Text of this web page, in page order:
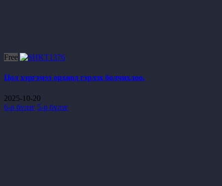
Free
Цол хэргэмээ орхиод гэрлэх болчихлоо.
2025-10-20
6-р бүлэг 5-р бүлэг